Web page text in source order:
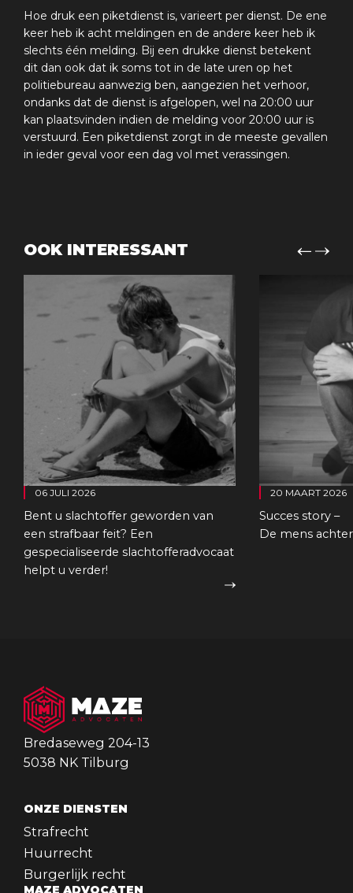
Hoe druk een piketdienst is, varieert per dienst. De ene
keer heb ik acht meldingen en de andere keer heb ik
slechts één melding. Bij een drukke dienst betekent
dit dan ook dat ik soms tot in de late uren op het
politiebureau aanwezig ben, aangezien het verhoor,
ondanks dat de dienst is afgelopen, wel na 20:00 uur
kan plaatsvinden indien de melding voor 20:00 uur is
verstuurd. Een piketdienst zorgt in de meeste gevallen
in ieder geval voor een dag vol met verassingen.
OOK INTERESSANT
06 JULI 2026
Bent u slachtoffer geworden van
een strafbaar feit? Een
gespecialiseerde slachtofferadvocaat
helpt u verder!
20 MAART 2026
Succes story –
De mens
Bredaseweg 204-13
5038 NK Tilburg
ONZE DIENSTEN
Strafrecht
Huurrecht
Burgerlijk recht
MAZE ADVOCATEN